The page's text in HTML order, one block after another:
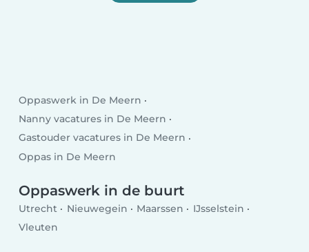
Oppaswerk in De Meern
Nanny vacatures in De Meern
Gastouder vacatures in De Meern
Oppas in De Meern
Oppaswerk in de buurt
Utrecht Nieuwegein Maarssen
IJsselstein
Vleuten